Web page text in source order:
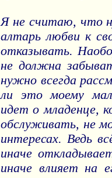
Я не считаю, что
алтарь любви к
отказывать.
не должна
нужно всегда
ли это моему
идет о младенце,
обслуживать, не
интересах. Ведь
иначе
иначе влияет на